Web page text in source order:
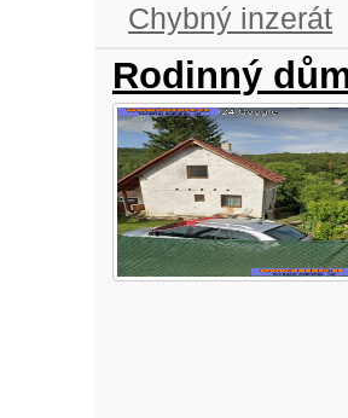
Chybný inzerát
Rodinný